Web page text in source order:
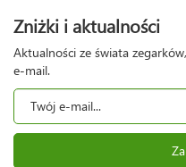
Zniżki i aktualności
Aktualności ze świata
e-mail.